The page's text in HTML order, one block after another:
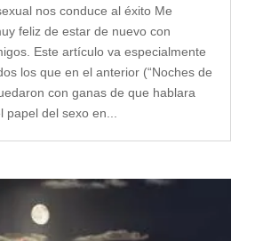
nos conduce al éxito Me
feliz de estar de nuevo con
Este artículo va especialmente
los que en el anterior (“Noches de
con ganas de que hablara
papel del sexo en...